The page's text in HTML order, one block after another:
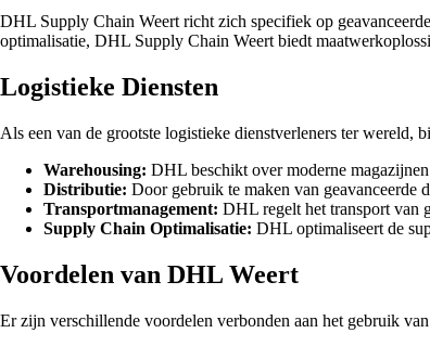
DHL Supply Chain Weert richt zich specifiek op
optimalisatie, DHL Supply Chain Weert biedt
Logistieke Diensten
Als een van de grootste logistieke dienstverleners ter wereld,
Warehousing: DHL beschikt over moderne
Distributie: Door gebruik te maken van
Transportmanagement: DHL regelt het transport van
Supply Chain Optimalisatie: DHL optimaliseert de
Voordelen van DHL Weert
Er zijn verschillende voordelen verbonden aan het gebruik